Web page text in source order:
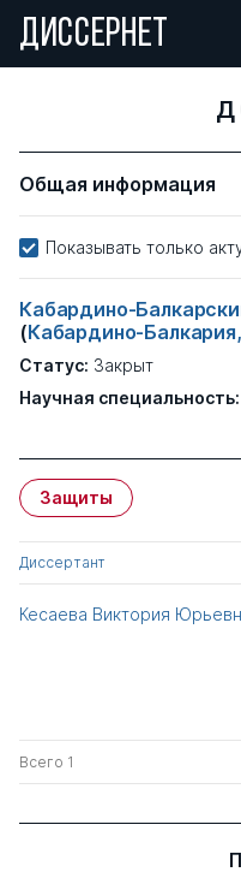
ДИССЕРНЕТ
Д
Общая информация
Показывать только
Кабардино-
(Кабардино-
Статус: Закрыт
Научная специальность:
Защиты
Диссертант
Кесаева Виктория
Всего 1